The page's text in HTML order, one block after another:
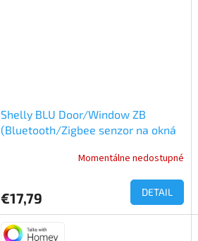
Shelly BLU Door/Window ZB
(Bluetooth/Zigbee senzor na okná
Momentálne nedostupné
€17,79 DETAIL